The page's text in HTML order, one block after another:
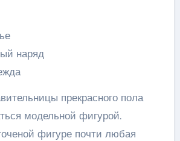
наряд
прекрасного пола
модельной фигурой.
фигуре почти любая